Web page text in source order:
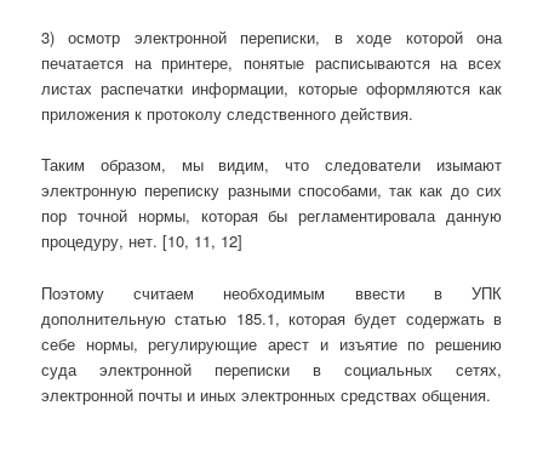
3) осмотр электронной переписки, в ходе которой она
печатается на принтере, понятые расписываются на всех
листах распечатки информации, которые оформляются как
приложения к протоколу следственного действия.
Таким образом, мы видим, что следователи изымают
электронную переписку разными способами, так как до сих
пор точной нормы, которая бы регламентировала данную
процедуру, нет. [10, 11, 12]
Поэтому считаем необходимым ввести в УПК
дополнительную статью 185.1, которая будет содержать в
себе нормы, регулирующие арест и изъятие по решению
суда электронной переписки в социальных сетях,
электронной почты и иных электронных средствах общения.